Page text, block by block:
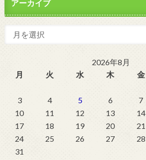
アーカイブ
2026年8月
月
火 水 木 金
3
4 5 6 7
10
11 12 13 14
17
18 19 20 21
24
25 26 27 28
31